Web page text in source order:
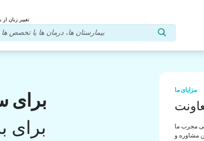
تغییر زبان از
برای
برای
مزایای ما
مجرب ما
مشاوره و